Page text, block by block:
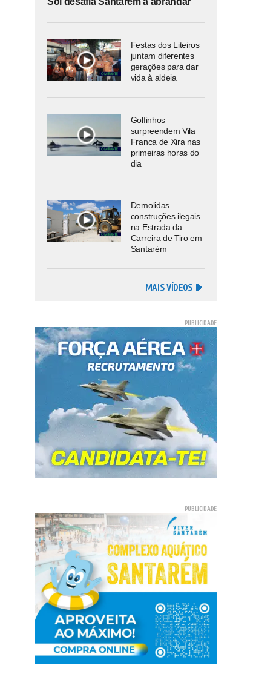
Festas dos Liteiros
juntam diferentes
gerações para dar
vida à aldeia
Golfinhos
surpreendem Vila
Franca de Xira nas
primeiras horas do
dia
Demolidas
construções ilegais
na Estrada da
Carreira de Tiro em
Santarém
MAIS VÍDEOS